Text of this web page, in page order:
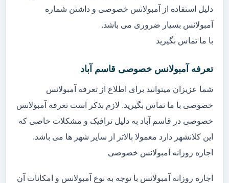
دلیل استفاده از آمبولانس خصوصی و داشتن شماره
آمبولانس بسیار ضروری می باشد.
با ما تماس بگیرید
تعرفه آمبولانس خصوصی قاسم آباد
شما عزیزان میتوانید برای اطلاع از تعرفه آمبولانس
خصوصی با ما تماس بگیرید. لازم بذکر است تعرفه آمبولانس
خصوصی در قاسم آباد به دلیل ترافیک و مشکلات خاصی که
این کلانشهر دارد معمولا بالاتر از سایر شهر ها می باشد.
اجاره روزانه آمبولانس خصوصی
اجاره روزانه آمبولانس با توجه به نوع آمبولانس و امکانات آن